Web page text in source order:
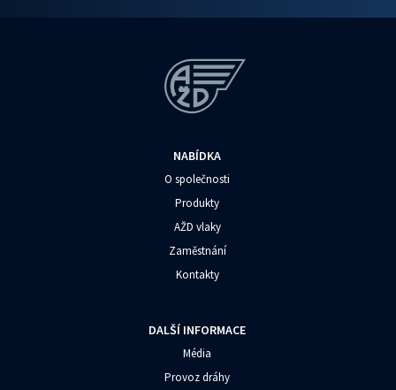
NABÍDKA
O společnosti
Produkty
AŽD vlaky
Zaměstnání
Kontakty
DALŠÍ INFORMACE
Média
Provoz dráhy